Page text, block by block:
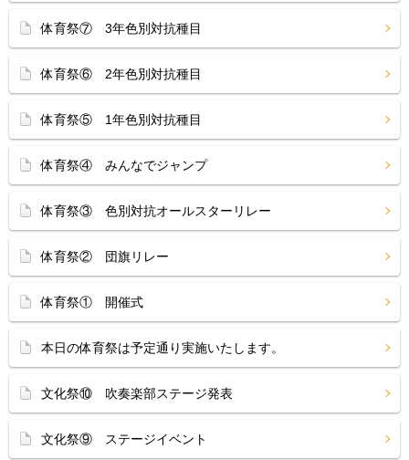
体育祭⑦ 3年色別対抗種目
体育祭⑥ 2年色別対抗種目
体育祭⑤ 1年色別対抗種目
体育祭④ みんなでジャンプ
体育祭③ 色別対抗オールスターリレー
体育祭② 団旗リレー
体育祭① 開催式
本日の体育祭は予定通り実施いたします。
文化祭⑩ 吹奏楽部ステージ発表
文化祭⑨ ステージイベント